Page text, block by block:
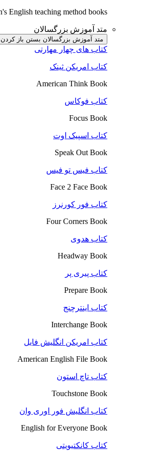
English teaching method books
متد آموزش بزرگسالان
متد آموزش بزرگسالان بستن باز
کتاب های چهار مهارتی
کتاب امریکن ثینک
American Think Book
کتاب فوکاس
Focus Book
کتاب اسپیک اوت
Speak Out Book
کتاب فیس تو فیس
Face 2 Face Book
کتاب فور کورنرز
Four Corners Book
کتاب هدوی
Headway Book
کتاب پیری پر
Prepare Book
کتاب اینترچنج
Interchange Book
کتاب امریکن انگلیش فایل
American English File Book
کتاب تاچ استون
Touchstone Book
کتاب انگلیش فور اوری وان
English for Everyone Book
کتاب کانکتیویتی